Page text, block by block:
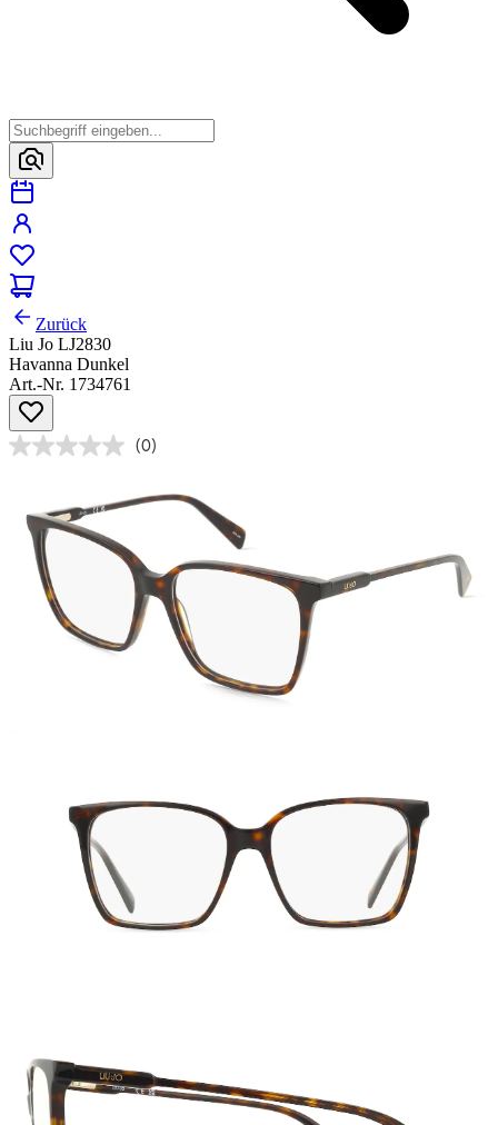
Zurück
Liu Jo LJ2830
Havanna Dunkel
Art.-Nr. 1734761
(0)